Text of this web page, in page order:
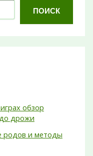
ПОИСК
обзор
дрожи
родов и методы